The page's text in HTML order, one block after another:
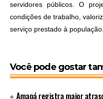
servidores públicos. O
condições de trabalho,
serviço prestado à população.
Você pode gostar
Amapá registra maior